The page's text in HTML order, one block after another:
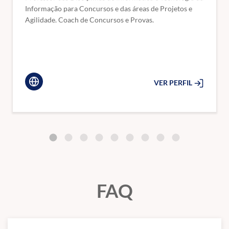
Conceitos básicos de programação estruturada e orientada a
objetos; Métodos de ordenação, pesquisa e hashing.
encadeadas, pilhas e filas; Árvores e suas generalizações: Árvores
binárias, árvores de busca, árvores balanceadas (AVL), árvores B e
Engenharia de Software
Arquitetura de sistemas web: protocolo HTTP, HTTP/2,
WebSockets, TLS, servidores proxy, cache, DNS, balanceamento de
Testes de Integração, TDD, BDD. Arquiteturas em camadas,
baseada em serviços, microsserviços (orquestração de serviços e
Informação para Concursos e das áreas de Projetos e
Agilidade. Coach de Concursos e Provas.
VER PERFIL
FAQ